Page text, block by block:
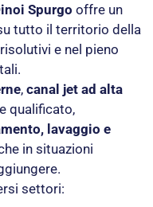
Spurgo offre un
tutto il territorio della
e nel pieno
, canal jet ad alta
qualificato,
lavaggio e
in situazioni
settori: